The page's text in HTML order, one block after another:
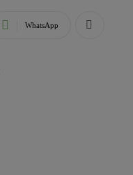
WhatsApp